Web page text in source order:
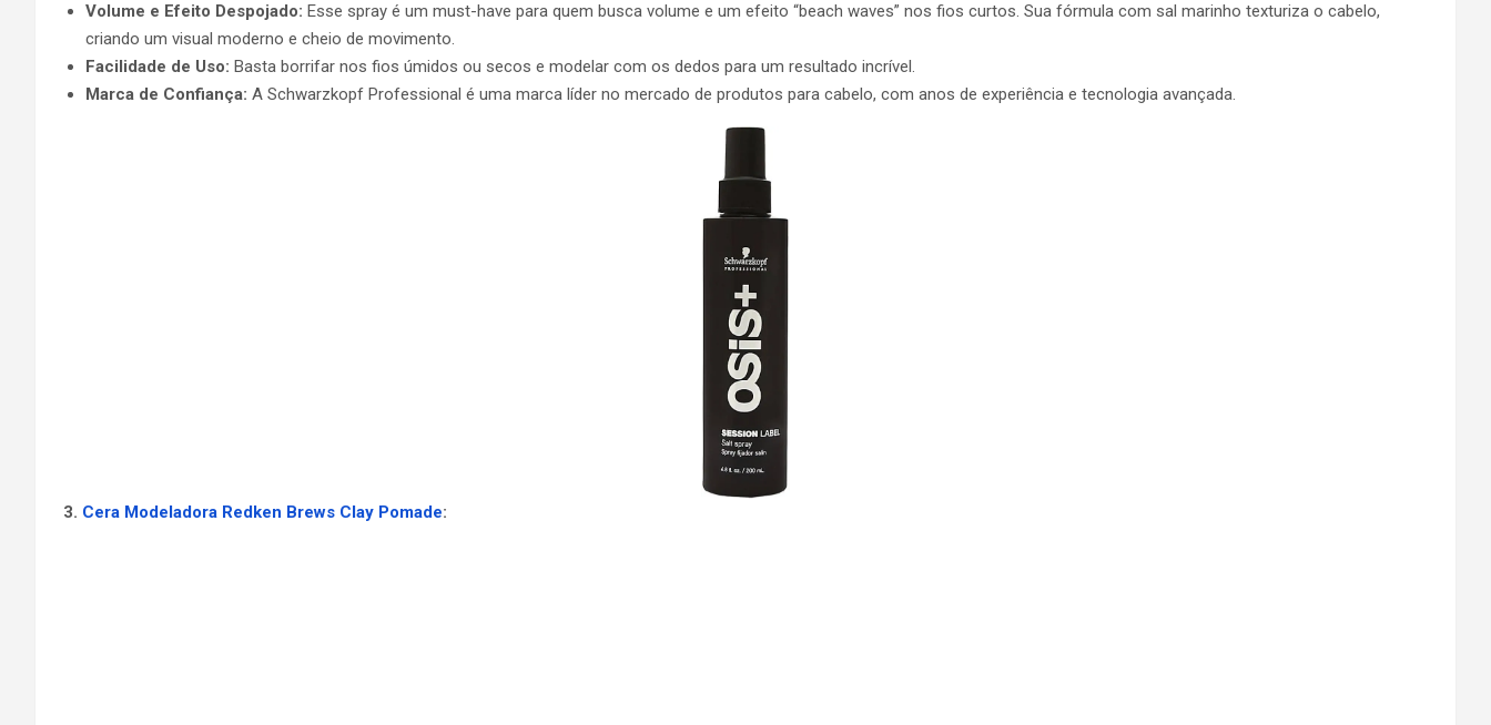
Volume e Efeito Despojado: Esse spray é um must-have para quem busca volume e um efeito “beach waves” nos fios curtos. Sua fórmula com sal marinho texturiza o cabelo,
criando um visual moderno e cheio de movimento.
Facilidade de Uso: Basta borrifar nos fios úmidos ou secos e modelar com os dedos para um resultado incrível.
Marca de Confiança: A Schwarzkopf Professional é uma marca líder no mercado de produtos para cabelo, com anos de experiência e tecnologia avançada.
3. Cera Modeladora Redken Brews Clay Pomade: